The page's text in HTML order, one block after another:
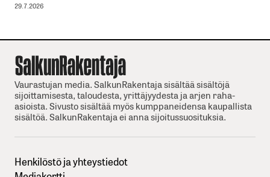
29.7.2026
Vaurastujan media. SalkunRakentaja sisältää sisältöjä
sijoittamisesta, taloudesta, yrittäjyydesta ja arjen raha-
asioista. Sivusto sisältää myös kumppaneidensa kaupallista
sisältöä. SalkunRakentaja ei anna sijoitussuosituksia.
Henkilöstö ja yhteystiedot